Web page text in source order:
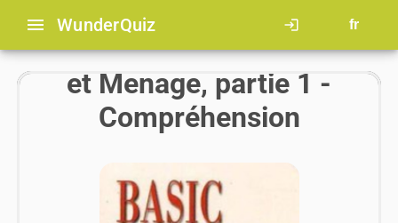
menu WunderQuiz login fr
Anglais basic - Maison
et Menage, partie 1 -
Compréhension